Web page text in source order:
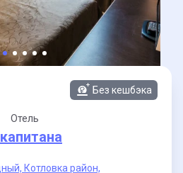
Без кешбэка
Отель
Котловка район,